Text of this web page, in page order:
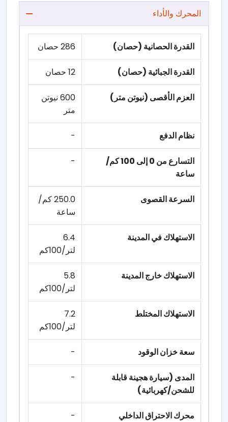
المحرك والأداء
القدرة الحصانية (حصان) 286 حصان
القدرة الجبائية (حصان) 12 حصان
العزم الأقصى (نيوتن متر)
600 نيوتن
متر
نظام الدفع -
التسارع من 0 إلى 100 كم/
ساعة
-
السرعة القصوى
250.0 كم/
ساعة
الاستهلاك في المدينة
6.4
لتر/100كم
الاستهلاك خارج المدينة
5.8
لتر/100كم
الاستهلاك المختلط
7.2
لتر/100كم
سعة خزان الوقود -
المدى (سيارة هجينة قابلة
للشحن/كهربائية)
-
محرك الاحتراق الداخلي -